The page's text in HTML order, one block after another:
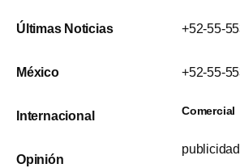
Últimas Noticias
México
Internacional
Opinión
+52-55-
+52-55-
Comercial